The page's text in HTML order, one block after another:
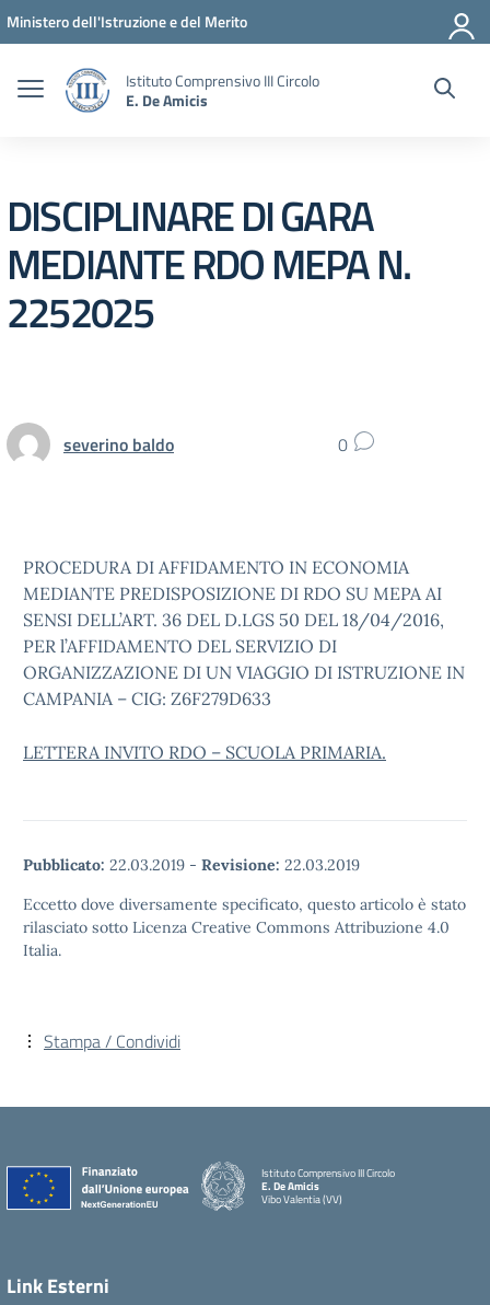
Vai ai contenuti
Vai al menu di navigazione
Vai al footer
Ministero dell'Istruzione e del Merito
Istituto Comprensivo III Circolo
E. De Amicis
DISCIPLINARE DI GARA
MEDIANTE RDO MEPA N.
2252025
severino baldo 0
PROCEDURA DI AFFIDAMENTO IN ECONOMIA
MEDIANTE PREDISPOSIZIONE DI RDO SU MEPA AI
SENSI DELL’ART. 36 DEL D.LGS 50 DEL 18/04/2016,
PER l’AFFIDAMENTO DEL SERVIZIO DI
ORGANIZZAZIONE DI UN VIAGGIO DI ISTRUZIONE IN
CAMPANIA – CIG: Z6F279D633
LETTERA INVITO RDO – SCUOLA PRIMARIA.
Pubblicato: 22.03.2019 - Revisione: 22.03.2019
Eccetto dove diversamente specificato, questo articolo è stato
rilasciato sotto Licenza Creative Commons Attribuzione 4.0
Italia.
Stampa / Condividi
Istituto Comprensivo III Circolo
E. De Amicis
Vibo Valentia (VV)
Link Esterni